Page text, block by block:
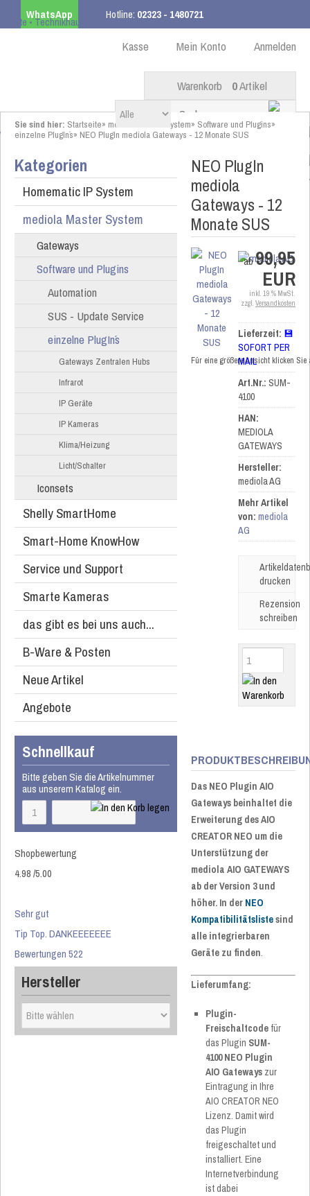
WhatsApp Hotline: 02323 - 1480721
ab 99,00 € innerhalb DE Anmelden
Mein Konto
Kasse
Warenkorb 0Artikel
Sie sind hier: Startseite» mediola Master System» Software und Plugins»
einzelne PlugIn´s» NEO PlugIn mediola Gateways - 12 Monate SUS
Kategorien
Homematic IP System
mediola Master System
Gateways
Software und Plugins
Automation
SUS - Update Service
einzelne PlugIn´s
Gateways Zentralen Hubs
Infrarot
IP Geräte
IP Kameras
Klima/Heizung
Licht/Schalter
Iconsets
Shelly SmartHome
Smart-Home KnowHow
Service und Support
Smarte Kameras
das gibt es bei uns auch...
B-Ware & Posten
Neue Artikel
Angebote
Schnellkauf
Bitte geben Sie die Artikelnummer
aus unserem Katalog ein.
Shopbewertung
4.98/5.00
Sehr gut
Tip Top. DANKEEEEEEE
Bewertungen 522
Hersteller
NEO PlugIn
mediola
Gateways - 12
Monate SUS
Für eine größere Ansicht klicken
ab99,95
EUR
inkl. 19 % MwSt.
zzgl. Versandkosten
Lieferzeit: 💾
SOFORT PER
MAIL
Art.Nr.: SUM-
4100
HAN:
MEDIOLA
GATEWAYS
Hersteller:
mediola AG
Mehr Artikel
von: mediola
AG
drucken
Rezension
schreiben
Das NEO Plugin AIO
Gateways beinhaltet die
Erweiterung des AIO
CREATOR NEO um die
Unterstützung der
mediola AIO GATEWAYS
ab der Version 3 und
höher. In der NEO
Kompatibilitätslistesind
alle integrierbaren
Geräte zu finden.
Lieferumfang:
Plugin-
Freischaltcode für
das Plugin SUM-
4100 NEO Plugin
AIO Gateways zur
Eintragung in Ihre
AIO CREATOR NEO
Lizenz. Damit wird
das Plugin
freigeschaltet und
installiert. Eine
Internetverbindung
ist dabei